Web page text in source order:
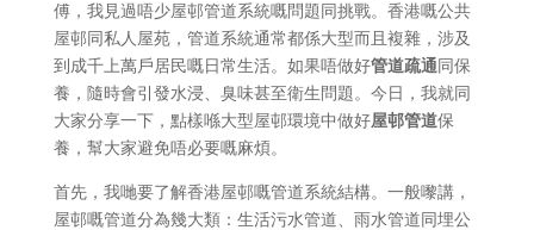
傅，我見過唔少屋邨管道系統嘅問題同挑戰。香港嘅公共
屋邨同私人屋苑，管道系統通常都係大型而且複雜，涉及
到成千上萬戶居民嘅日常生活。如果唔做好管道疏通同保
養，隨時會引發水浸、臭味甚至衛生問題。今日，我就同
大家分享一下，點樣喺大型屋邨環境中做好屋邨管道保
養，幫大家避免唔必要嘅麻煩。
首先，我哋要了解香港屋邨嘅管道系統結構。一般嚟講，
屋邨嘅管道分為幾大類：生活污水管道、雨水管道同埋公